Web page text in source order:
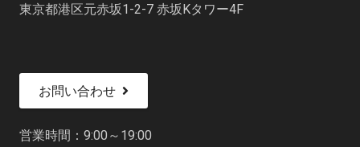
東京都港区元赤坂1-2-7 赤坂Kタワー4F
お問い合わせ
営業時間：9:00～19:00